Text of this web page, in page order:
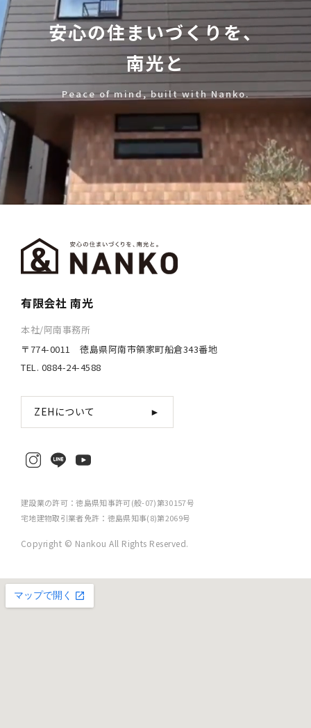
安心の住まいづくりを、
南光と
Peace of mind, built with Nanko.
有限会社 南光
本社/阿南事務所
〒774-0011 徳島県阿南市領家町船倉343番地
TEL. 0884-24-4588
ZEHについて ►
建設業の許可：徳島県知事許可(般-07)第30157号
宅地建物取引業者免許：徳島県知事(8)第2069号
Copyright © Nankou All Rights Reserved.